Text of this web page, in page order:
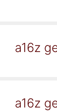
a16z
a16z